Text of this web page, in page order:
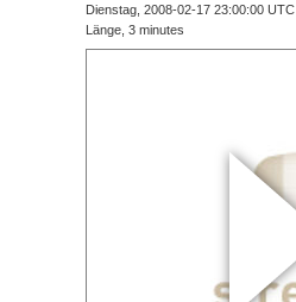
Dienstag, 2008-02-17 23:00:00 UTC
Länge, 3 minutes